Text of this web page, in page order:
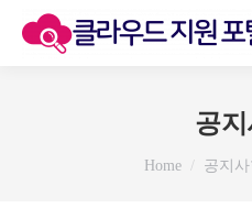
공
You are here:
Home 공지